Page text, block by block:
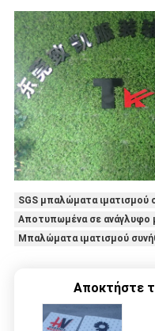
SGS μπαλώματα ιματισμού
Αποτυπωμένα σε ανάγλυφο
Μπαλώματα ιματισμού
Αποκτήστε